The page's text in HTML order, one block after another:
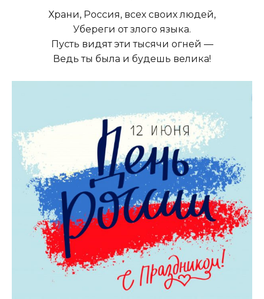
Храни, Россия, всех своих людей,
Убереги от злого языка.
Пусть видят эти тысячи огней —
Ведь ты была и будешь велика!